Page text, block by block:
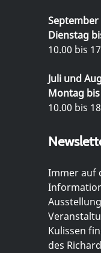
September
Dienstag
10.00 bis
Juli und
Montag
10.00 bis
Immer auf
Kulissen
des